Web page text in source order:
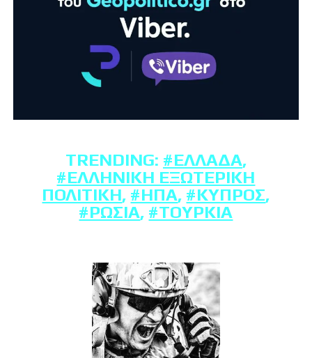
TRENDING: #ΕΛΛΆΔΑ,
#ΕΛΛΗΝΙΚΉ ΕΞΩΤΕΡΙΚΉ
ΠΟΛΙΤΙΚΉ, #ΗΠΑ, #ΚΎΠΡΟΣ,
#ΡΩΣΊΑ, #ΤΟΥΡΚΊΑ